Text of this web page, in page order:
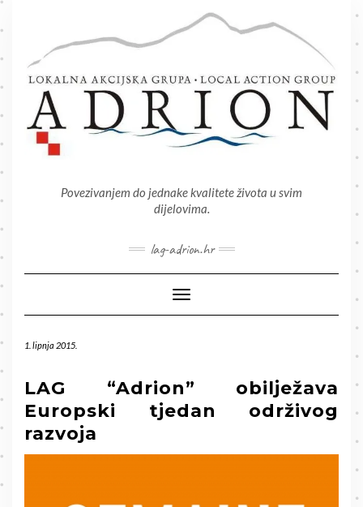
Skip
Povezivanjem do jednake kvalitete života u svim
dijelovima.
lag-adrion.hr
Toggle Navigation
1. lipnja 2015.
LAG “Adrion” obilježava
Europski tjedan održivog
razvoja